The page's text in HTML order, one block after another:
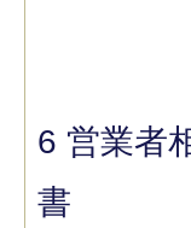
6 営業者
書